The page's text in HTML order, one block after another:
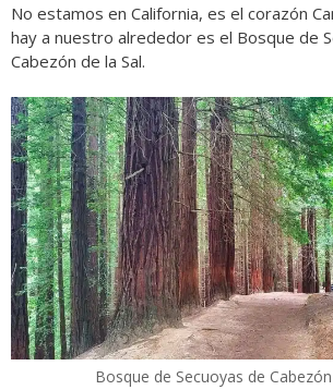
No estamos en California, es el corazón
hay a nuestro alrededor es el Bosque de
Cabezón de la Sal.
Bosque de Secuoyas de